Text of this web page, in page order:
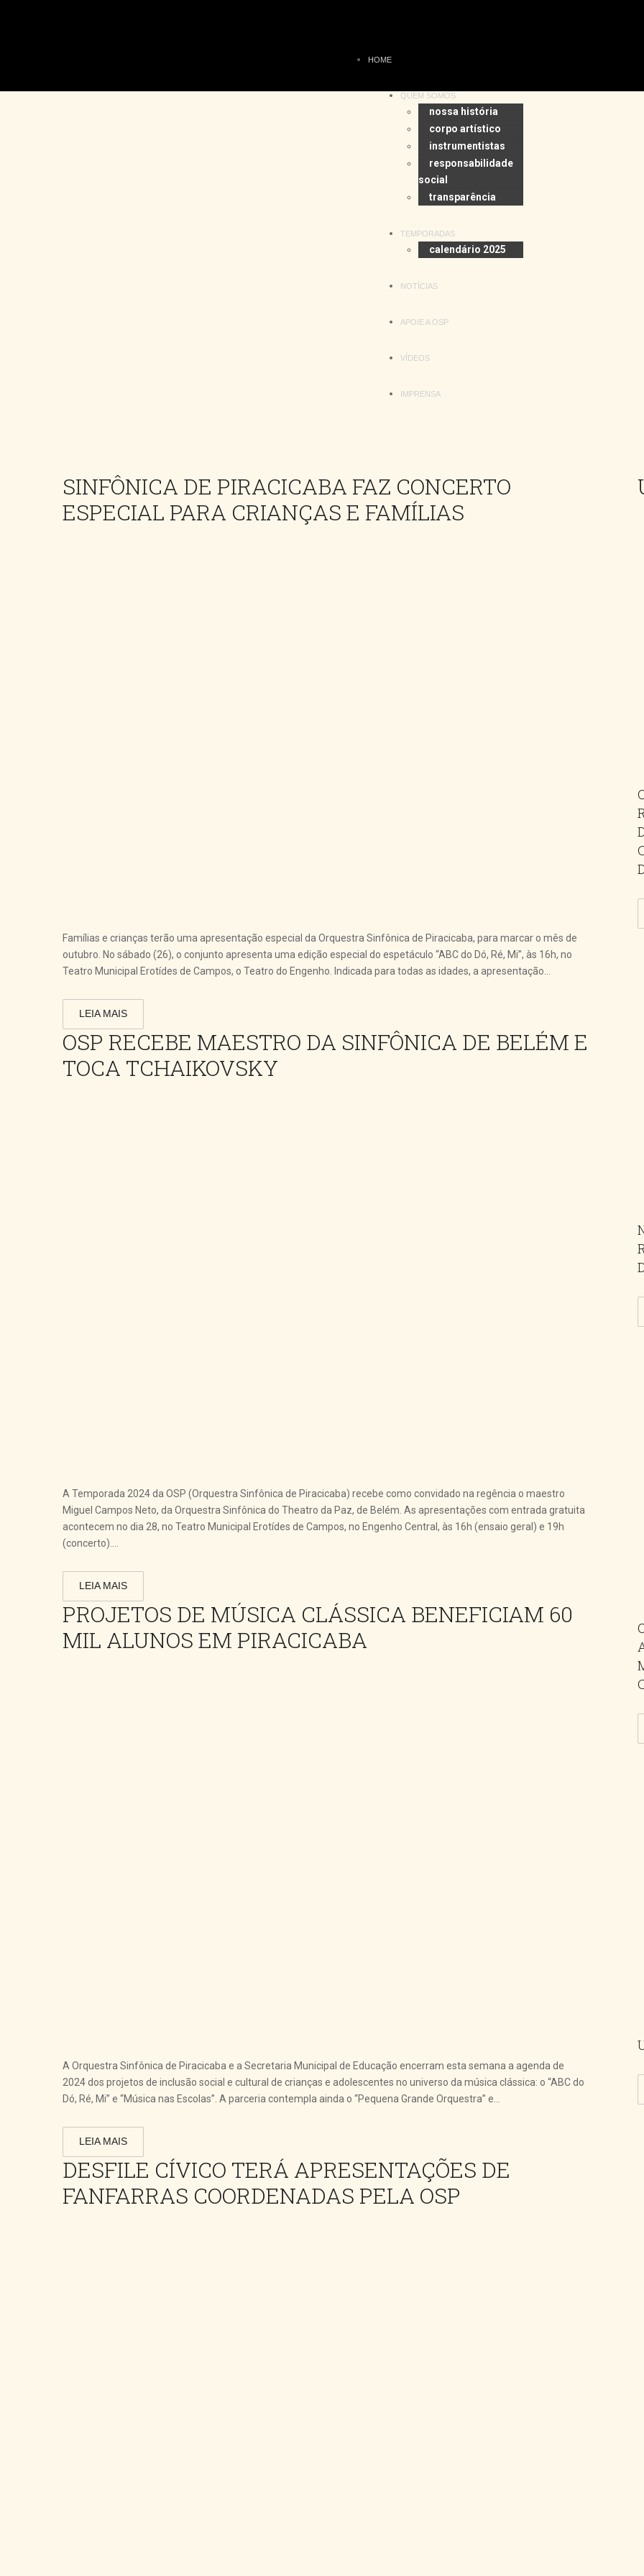
HOME
QUEM SOMOS
nossa história
corpo artístico
instrumentistas
responsabilidade
social
transparência
TEMPORADAS
calendário 2025
NOTÍCIAS
APOIE A OSP
VÍDEOS
IMPRENSA
SINFÔNICA DE PIRACICABA FAZ CONCERTO
ESPECIAL PARA CRIANÇAS E FAMÍLIAS
Famílias e crianças terão uma apresentação especial da Orquestra Sinfônica de Piracicaba, para marcar o mês de
outubro. No sábado (26), o conjunto apresenta uma edição especial do espetáculo “ABC do Dó, Ré, Mi”, às 16h, no
Teatro Municipal Erotídes de Campos, o Teatro do Engenho. Indicada para todas as idades, a apresentação...
LEIA MAIS
OSP RECEBE MAESTRO DA SINFÔNICA DE BELÉM E
TOCA TCHAIKOVSKY
A Temporada 2024 da OSP (Orquestra Sinfônica de Piracicaba) recebe como convidado na regência o maestro
Miguel Campos Neto, da Orquestra Sinfônica do Theatro da Paz, de Belém. As apresentações com entrada gratuita
acontecem no dia 28, no Teatro Municipal Erotídes de Campos, no Engenho Central, às 16h (ensaio geral) e 19h
(concerto)....
LEIA MAIS
PROJETOS DE MÚSICA CLÁSSICA BENEFICIAM 60
MIL ALUNOS EM PIRACICABA
A Orquestra Sinfônica de Piracicaba e a Secretaria Municipal de Educação encerram esta semana a agenda de
2024 dos projetos de inclusão social e cultural de crianças e adolescentes no universo da música clássica: o “ABC do
Dó, Ré, Mi” e “Música nas Escolas”. A parceria contempla ainda o “Pequena Grande Orquestra” e...
LEIA MAIS
DESFILE CÍVICO TERÁ APRESENTAÇÕES DE
FANFARRAS COORDENADAS PELA OSP